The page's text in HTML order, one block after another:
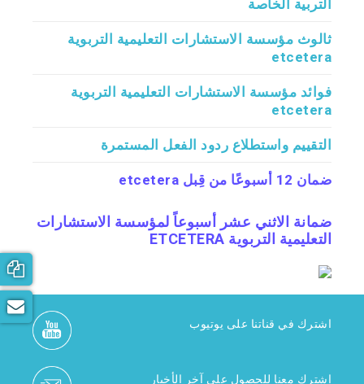
التربية الخاصة
ثالوث مؤسسة الاستشارات التعليمية التربوية
etcetera
فوائد مؤسسة الاستشارات التعليمية التربوية
etcetera
التقييم واستطلاع ردود الفعل المستمرة
ضمان 12 أسبوعًا من قِبل etcetera
ضمانة الاثني عشر أسبوعاً لمؤسسة الاستشارات
التعليمية التربوية ETCETERA
اشترك في قناتنا على يوتيوب
إشترك معنا للحصول على آخر الأخبار